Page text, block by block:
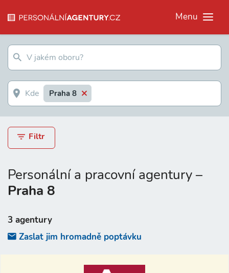
Menu
Praha 8
Filtr
Personální a pracovní agentury –
Praha 8
3 agentury
Zaslat jim hromadně poptávku